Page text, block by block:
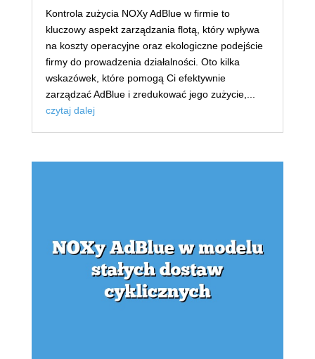
Kontrola zużycia NOXy AdBlue w firmie to
kluczowy aspekt zarządzania flotą, który wpływa
na koszty operacyjne oraz ekologiczne podejście
firmy do prowadzenia działalności. Oto kilka
wskazówek, które pomogą Ci efektywnie
zarządzać AdBlue i zredukować jego zużycie,...
czytaj dalej